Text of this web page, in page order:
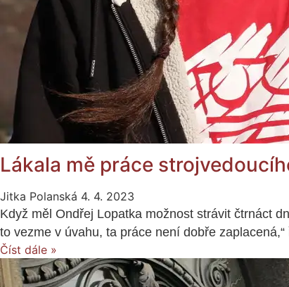
Lákala mě práce
Jitka Polanská 4. 4. 2023
Když měl Ondřej Lopatka možnost strávit čtrnáct
to vezme v úvahu, ta práce není dobře
Číst dále »